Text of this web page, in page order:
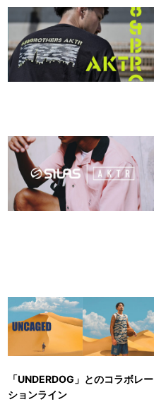
「UNDERDOG」とのコラボレー
ションライン